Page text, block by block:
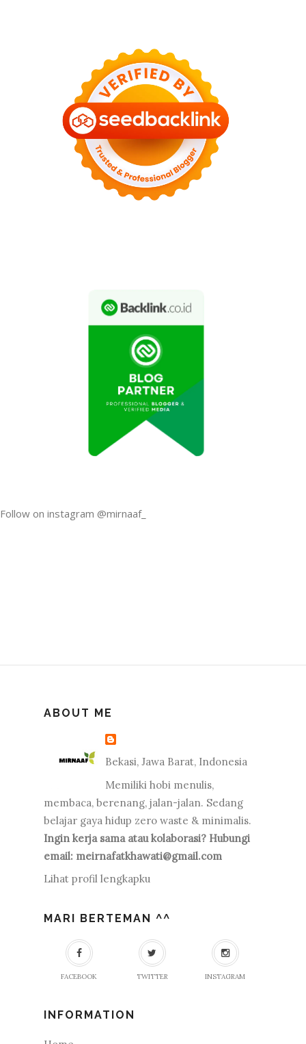
Follow on instagram @mirnaaf_
ABOUT ME
Bekasi, Jawa Barat, Indonesia
Memiliki hobi menulis,
membaca, berenang, jalan-jalan. Sedang
belajar gaya hidup zero waste & minimalis.
Ingin kerja sama atau kolaborasi? Hubungi
email: meirnafatkhawati@gmail.com
Lihat profil lengkapku
MARI BERTEMAN ^^
FACEBOOK TWITTER INSTAGRAM
INFORMATION